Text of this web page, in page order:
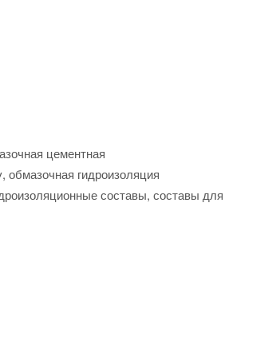
цементная
обмазочная гидроизоляция
составы, составы для